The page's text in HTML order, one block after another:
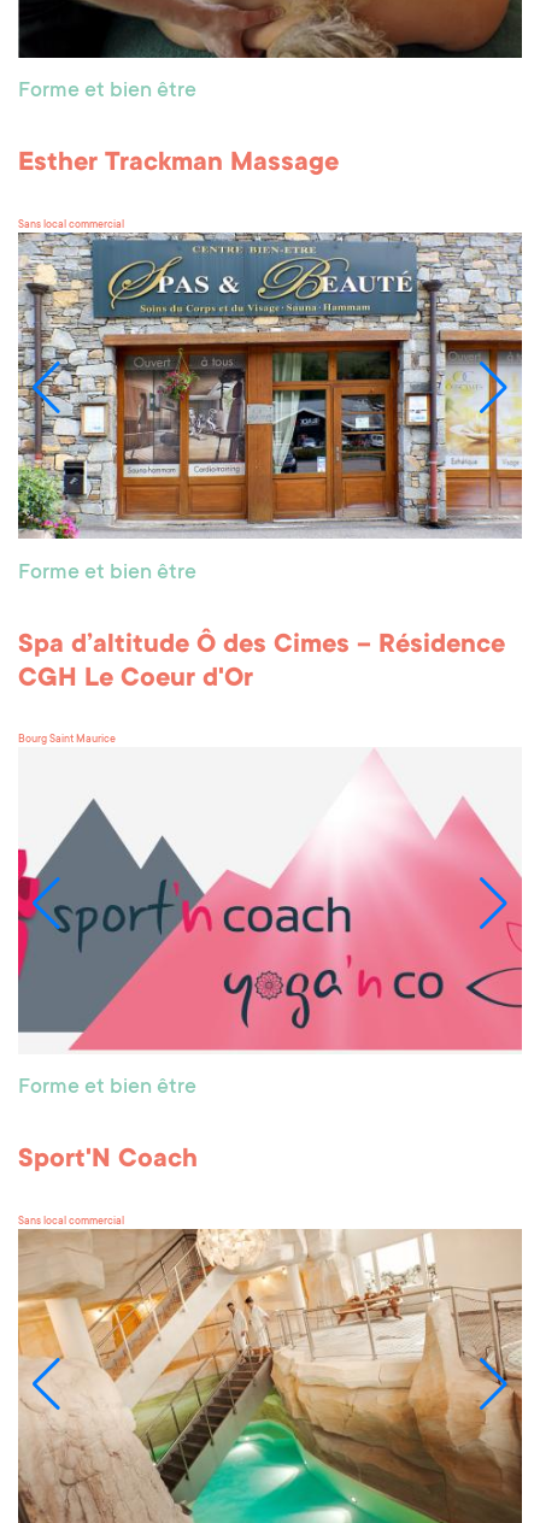
Forme et bien être
Esther Trackman Massage
Sans local commercial
Forme et bien être
Spa d’altitude Ô des Cimes – Résidence
CGH Le Coeur d'Or
Bourg Saint Maurice
Forme et bien être
Sport'N Coach
Sans local commercial